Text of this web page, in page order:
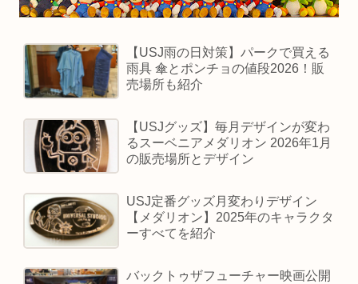
【USJ雨の日対策】パークで買える
雨具 傘とポンチョの値段2026！販
売場所も紹介
【USJグッズ】毎月デザインが変わ
るスーベニアメダリオン 2026年1月
の販売場所とデザイン
USJ定番グッズ月変わりデザイン
【メダリオン】2025年のキャラクタ
ーすべてを紹介
バックトゥザフューチャー映画公開